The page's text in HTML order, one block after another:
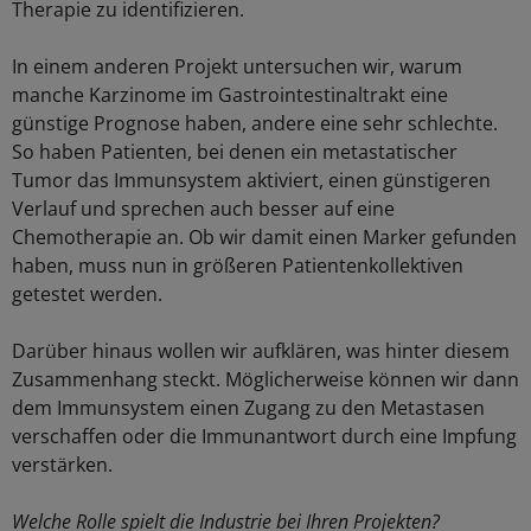
Therapie zu identifizieren.
In einem anderen Projekt untersuchen wir, warum
manche Karzinome im Gastrointestinaltrakt eine
günstige Prognose haben, andere eine sehr schlechte.
So haben Patienten, bei denen ein metastatischer
Tumor das Immunsystem aktiviert, einen günstigeren
Verlauf und sprechen auch besser auf eine
Chemotherapie an. Ob wir damit einen Marker gefunden
haben, muss nun in größeren Patientenkollektiven
getestet werden.
Darüber hinaus wollen wir aufklären, was hinter diesem
Zusammenhang steckt. Möglicherweise können wir dann
dem Immunsystem einen Zugang zu den Metastasen
verschaffen oder die Immunantwort durch eine Impfung
verstärken.
Welche Rolle spielt die Industrie bei Ihren Projekten?